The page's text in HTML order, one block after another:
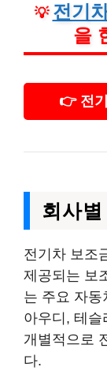
💡 전기
을
👉 전
회사
전기차 보조
제공되는 보
는 주요 자동
아우디, 테슬
개별적으로
다.